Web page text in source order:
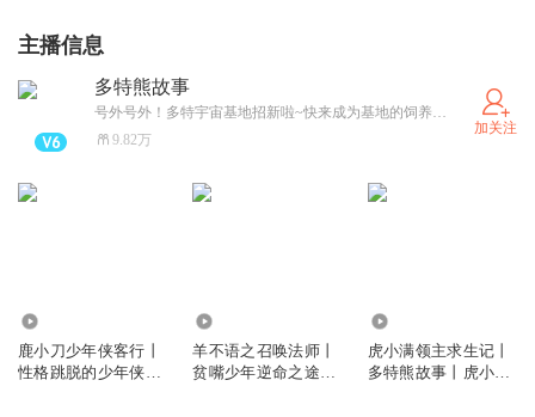
主播信息
多特熊故事
号外号外！多特宇宙基地招新啦~快来成为基地的饲养员，投喂多特熊吧！（卫星小红薯同名哦~）
9.82万
加关注
鹿小刀少年侠客行丨
性格跳脱的少年侠客
羊不语之召唤法师丨
贫嘴少年逆命之途丨
虎小满领主求生记丨
多特熊故事丨虎小满